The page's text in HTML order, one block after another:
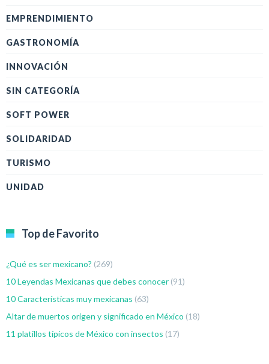
EMPRENDIMIENTO
GASTRONOMÍA
INNOVACIÓN
SIN CATEGORÍA
SOFT POWER
SOLIDARIDAD
TURISMO
UNIDAD
Top de Favorito
¿Qué es ser mexicano? (269)
10 Leyendas Mexicanas que debes conocer (91)
10 Características muy mexicanas (63)
Altar de muertos origen y significado en México (18)
11 platillos típicos de México con insectos (17)